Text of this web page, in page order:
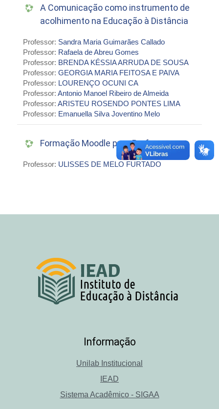
A Comunicação como instrumento de
acolhimento na Educação à Distância
Professor: Sandra Maria Guimarães Callado
Professor: Rafaela de Abreu Gomes
Professor: BRENDA KÉSSIA ARRUDA DE SOUSA
Professor: GEORGIA MARIA FEITOSA E PAIVA
Professor: LOURENÇO OCUNI CA
Professor: Antonio Manoel Ribeiro de Almeida
Professor: ARISTEU ROSENDO PONTES LIMA
Professor: Emanuella Silva Joventino Melo
Formação Moodle para Professores
Professor: ULISSES DE MELO FURTADO
Informação
Unilab Institucional
IEAD
Sistema Acadêmico - SIGAA